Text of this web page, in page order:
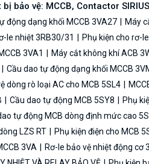
bị bảo vệ: MCCB, Contactor
động dạng khối MCCB 3VA27
Máy
le nhiệt 3RB30/31
Phụ kiện cho rơ-
3VA1
Máy cắt không khí ACB
Cầu dao tự động dạng khối MCCB
dòng rò loại AC cho MCB 5SL4
Cầu dao tự động MCB 5SY8 Phụ
tự động MCB dòng định mức cao
LZS RT
Phụ kiện điện cho MCB
3VA
Rơ-le bảo vệ nhiệt động cơ